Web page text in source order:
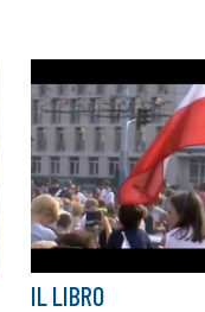
IL LIBRO